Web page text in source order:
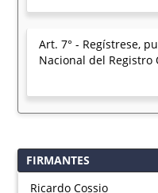
Art. 7° - Regístrese,
Nacional del Registro
FIRMANTES
Ricardo Cossio